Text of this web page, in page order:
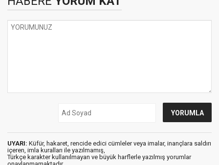
UYARI: Küfür, hakaret, rencide edici cümleler veya imalar, inançlara saldırı
içeren, imla kuralları ile yazılmamış,
Türkçe karakter kullanılmayan ve büyük harflerle yazılmış yorumlar